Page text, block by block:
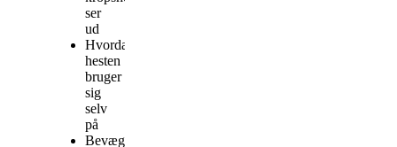
ser
ud
Hvordan
hesten
bruger
sig
selv
på
Bevægelsen